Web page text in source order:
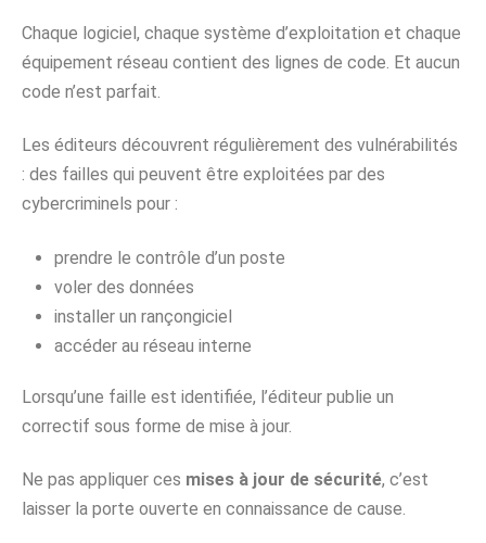
Chaque logiciel, chaque système d’exploitation et chaque
équipement réseau contient des lignes de code. Et aucun
code n’est parfait.
Les éditeurs découvrent régulièrement des vulnérabilités
: des failles qui peuvent être exploitées par des
cybercriminels pour :
prendre le contrôle d’un poste
voler des données
installer un rançongiciel
accéder au réseau interne
Lorsqu’une faille est identifiée, l’éditeur publie un
correctif sous forme de mise à jour.
Ne pas appliquer ces mises à jour de sécurité, c’est
laisser la porte ouverte en connaissance de cause.